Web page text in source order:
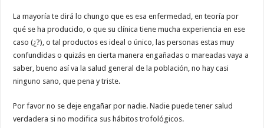
La mayoría te dirá lo chungo que es esa enfermedad, en teoría por
qué se ha producido, o que su clínica tiene mucha experiencia en ese
caso (¿?), o tal productos es ideal o único, las personas estas muy
confundidas o quizás en cierta manera engañadas o mareadas vaya a
saber, bueno así va la salud general de la población, no hay casi
ninguno sano, que pena y triste.
Por favor no se deje engañar por nadie. Nadie puede tener salud
verdadera si no modifica sus hábitos trofológicos.